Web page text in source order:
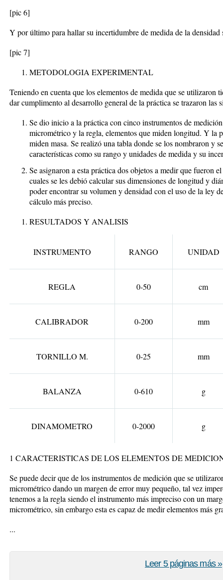
[pic 6]
Y por último para hallar su incertidumbre de medida de la
[pic 7]
METODOLOGIA EXPERIMENTAL
Teniendo en cuenta que los elementos de medida que se utilizaron
dar cumplimento al desarrollo general de la práctica se trazaron las
Se dio inicio a la práctica con cinco instrumentos de
micrométrico y la regla, elementos que miden longitud. Y la
miden masa. Se realizó una tabla donde se los nombraron y
características como su rango y unidades de medida y su
Se asignaron a esta práctica dos objetos a medir que fueron
cuales se les debió calcular sus dimensiones de longitud y
poder encontrar su volumen y densidad con el uso de la ley
cálculo más preciso.
RESULTADOS Y ANALISIS
INSTRUMENTO RANGO UNIDAD
REGLA 0-50 cm
CALIBRADOR 0-200 mm
TORNILLO M. 0-25 mm
BALANZA 0-610 g
DINAMOMETRO 0-2000 g
1 CARACTERISTICAS DE LOS ELEMENTOS DE
Se puede decir que de los instrumentos de medición que se
micrométrico dando un margen de error muy pequeño, tal vez
tenemos a la regla siendo el instrumento más impreciso con un
micrométrico, sin embargo esta es capaz de medir elementos más
...
Leer 5 páginas más »